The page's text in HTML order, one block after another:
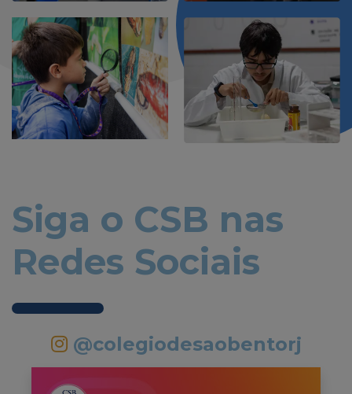
Siga o CSB nas
Redes Sociais
@colegiodesaobentorj